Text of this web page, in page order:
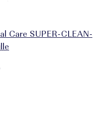
Care SUPER-CLEAN-